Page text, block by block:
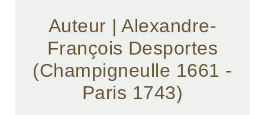
Auteur | Alexandre-
François Desportes
(Champigneulle 1661 -
Paris 1743)